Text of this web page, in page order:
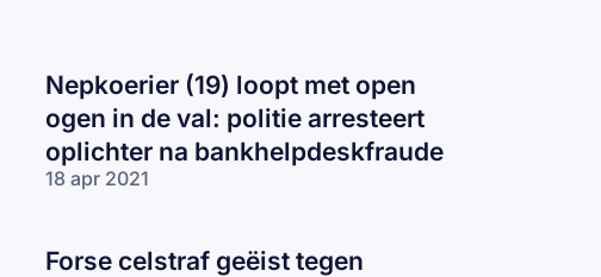
Nepkoerier (19) loopt met open
ogen in de val: politie arresteert
oplichter na bankhelpdeskfraude
18 apr 2021
Forse celstraf geëist tegen